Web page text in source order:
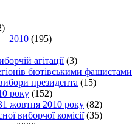
2010 (195)
агітації(3)
бютівськими фашистами
президента (15)
року (152)
жовтня 2010 року (82)
виборчої комісії(35)